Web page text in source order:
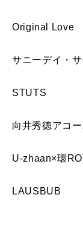
Original Love
サニーデイ・
STUTS
向井秀徳アコ
U-zhaan×環
LAUSBUB